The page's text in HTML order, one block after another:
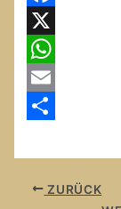
Facebook
X
WhatsApp
Email
ZURÜCK